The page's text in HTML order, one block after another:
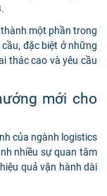
một phần trong
đặc biệt ở những
thác cao và yêu cầu
mới cho
của ngành logistics
nhiều sự quan tâm
quả vận hành dài